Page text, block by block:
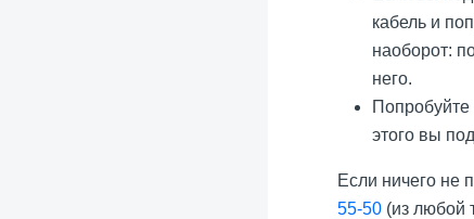
кабель и
наоборот:
него.
Попробуйте
этого вы
Если ничего не
55-50 (из любой